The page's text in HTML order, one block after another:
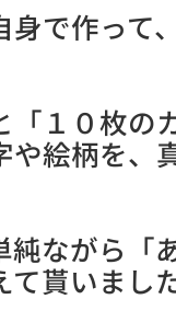
で作って
「１０枚
や絵柄を、
ながら「
て貰いまし